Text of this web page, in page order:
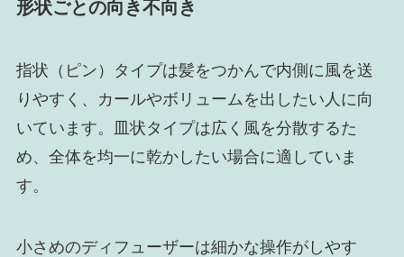
形状ごとの向き不向き
指状（ピン）タイプは髪をつかんで内側に風を送
りやすく、カールやボリュームを出したい人に向
いています。皿状タイプは広く風を分散するた
め、全体を均一に乾かしたい場合に適していま
す。
小さめのディフューザーは細かな操作がしやす